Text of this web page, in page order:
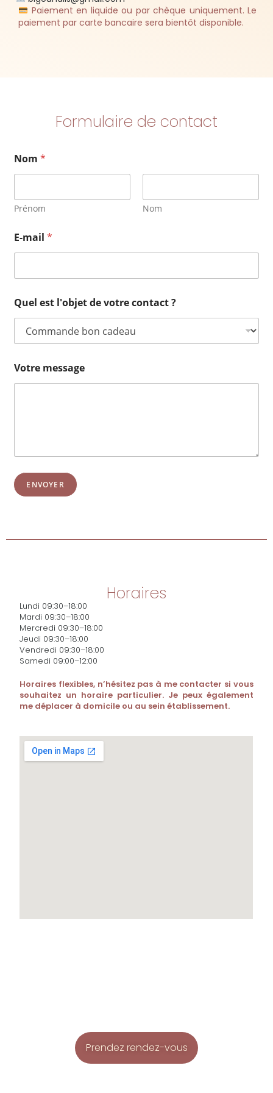
Paiement en liquide ou par chèque uniquement. Le
paiement par carte bancaire sera bientôt disponible.
Formulaire de contact
Nom*
Prénom Nom
E-mail*
Quel est l'objet de votre contact ?
Votre message
ENVOYER
Horaires
Lundi 09:30–18:00
Mardi 09:30–18:00
Mercredi 09:30–18:00
Jeudi 09:30–18:00
Vendredi 09:30–18:00
Samedi 09:00–12:00
Horaires flexibles, n’hésitez pas à me contacter si vous
souhaitez un horaire particulier. Je peux également
me déplacer à domicile ou au sein établissement.
Prendez rendez-vous